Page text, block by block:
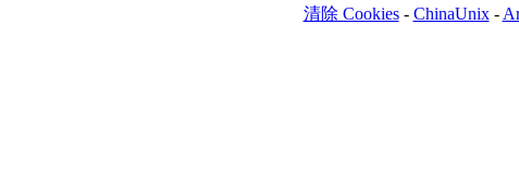
清除 Cookies- ChinaUnix-